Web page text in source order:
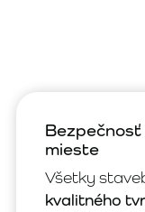
mieste
Všetky
kvalitného